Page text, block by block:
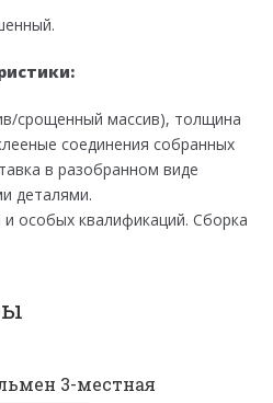
срощенный массив), толщина
соединения собранных
в разобранном виде
деталями.
особых квалификаций. Сборка
3-местная